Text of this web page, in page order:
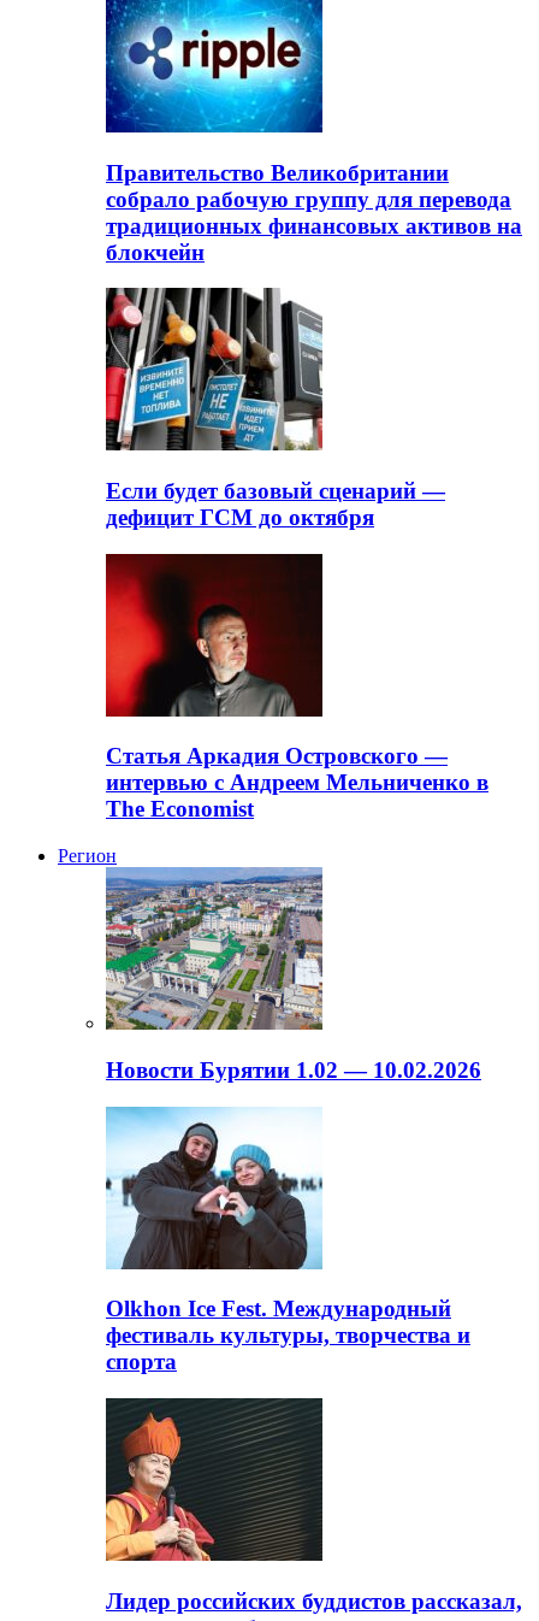
Правительство Великобритании
собрало рабочую группу для перевода
традиционных финансовых активов на
блокчейн
Если будет базовый сценарий —
дефицит ГСМ до октября
Статья Аркадия Островского —
интервью с Андреем Мельниченко в
The Economist
Регион
Новости Бурятии 1.02 — 10.02.2026
Olkhon Ice Fest. Международный
фестиваль культуры, творчества и
спорта
Лидер российских буддистов рассказал,